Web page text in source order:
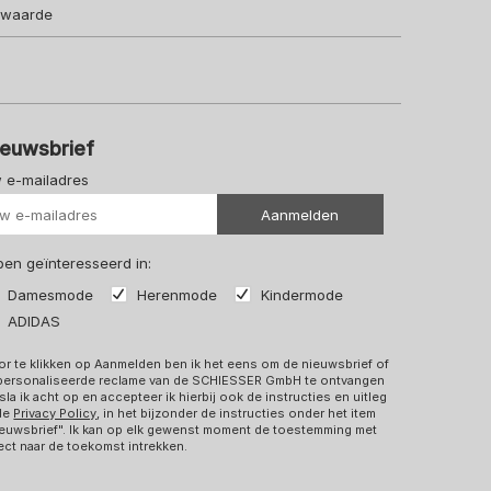
e-mailadres
Aanmelden
geïnteresseerd in:
Damesmode
Herenmode
Kindermode
ADIDAS
te klikken op Aanmelden ben ik het eens om de nieuwsbrief of
reclame van de SCHIESSER GmbH te ontvangen
ik acht op en accepteer ik hierbij ook de instructies en uitleg
Privacy Policy, in het bijzonder de instructies onder het item
Ik kan op elk gewenst moment de toestemming met
naar de toekomst intrekken.